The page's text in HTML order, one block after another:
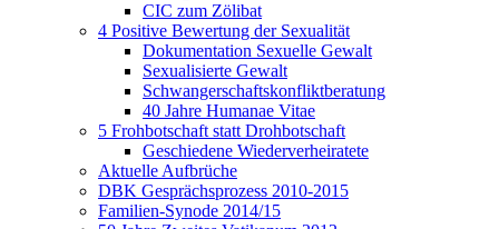
CIC zum Zölibat
4 Positive Bewertung der Sexualität
Dokumentation Sexuelle Gewalt
Sexualisierte Gewalt
Schwangerschaftskonfliktberatung
40 Jahre Humanae Vitae
5 Frohbotschaft statt Drohbotschaft
Geschiedene Wiederverheiratete
Aktuelle Aufbrüche
DBK Gesprächsprozess 2010-2015
Familien-Synode 2014/15